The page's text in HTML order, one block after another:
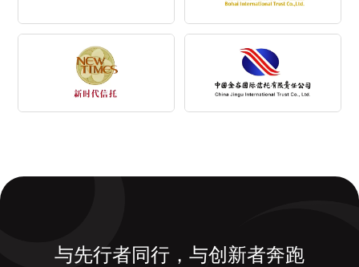
与先行者同行，与创新者奔跑